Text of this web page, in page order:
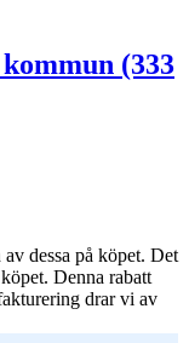
(333
dessa på köpet. Det
Denna rabatt
drar vi av